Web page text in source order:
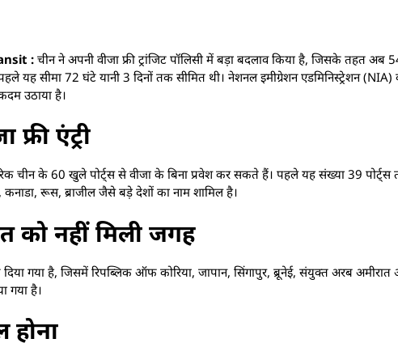
: चीन ने अपनी वीजा फ्री ट्रांजिट पॉलिसी में बड़ा बदलाव किया है, जिसके तहत
यह सीमा 72 घंटे यानी 3 दिनों तक सीमित थी। नेशनल इमीग्रेशन एडमिनिस्ट्रेशन
उठाया है।
एंट्री
चीन के 60 खुले पोर्ट्स से वीजा के बिना प्रवेश कर सकते हैं। पहले यह संख्या 39
कनाडा, रूस, ब्राजील जैसे बड़े देशों का नाम शामिल है।
को नहीं मिली जगह
गया है, जिसमें रिपब्लिक ऑफ कोरिया, जापान, सिंगापुर, ब्रूनेई, संयुक्त अरब
गया है।
होना